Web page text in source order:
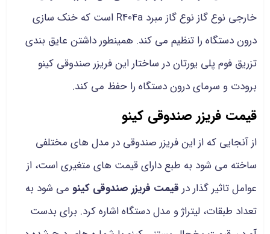
خارجی نوع گاز نوع گاز مبرد R404a است که خنک سازی
درون دستگاه را تنظیم می کند. همینطور داشتن عایق بندی
تزریق فوم پلی یورتان در ساختار این فریزر صندوقی کینو
برودت و سرمای درون دستگاه را حفظ می کند.
قیمت فریزر صندوقی کینو
از آنجایی که از این فریزر صندوقی در مدل های مختلفی
ساخته می شود به طبع دارای قیمت های متغیری است، از
عوامل تاثیر گذار در قیمت فریزر صندوقی کینو می شود به
تعداد طبقات، لیتراژ و مدل دستگاه اشاره کرد. برای بدست